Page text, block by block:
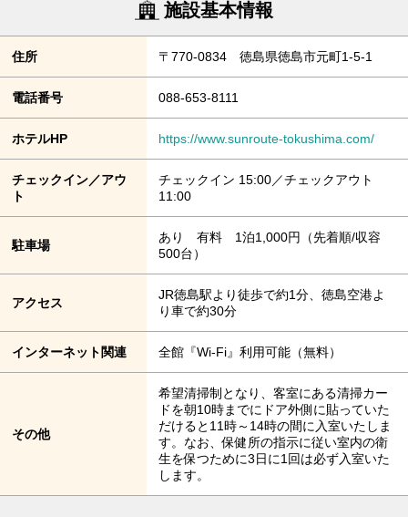
施設基本情報
住所 〒770-0834 徳島県徳島市元町1-5-1
電話番号 088-653-8111
ホテルHP https://www.sunroute-tokushima.com/
チェックイン／アウ
ト
チェックイン 15:00／チェックアウト
11:00
駐車場
あり 有料 1泊1,000円（先着順/収容
500台）
アクセス
JR徳島駅より徒歩で約1分、徳島空港よ
り車で約30分
インターネット関連 全館『Wi-Fi』利用可能（無料）
その他
希望清掃制となり、客室にある清掃カー
ドを朝10時までにドア外側に貼っていた
だけると11時～14時の間に入室いたしま
す。なお、保健所の指示に従い室内の衛
生を保つために3日に1回は必ず入室いた
します。